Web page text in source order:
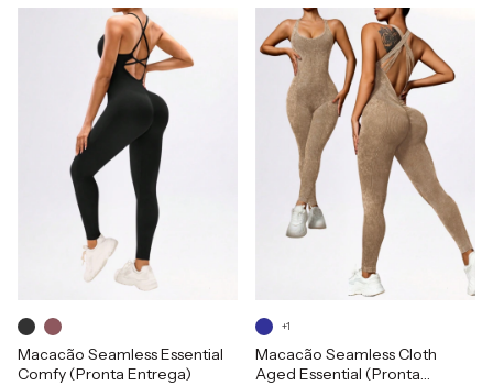
Macacão Seamless Essential
Comfy (Pronta Entrega)
Macacão Seamless Cloth
Aged Essential (Pronta
+1